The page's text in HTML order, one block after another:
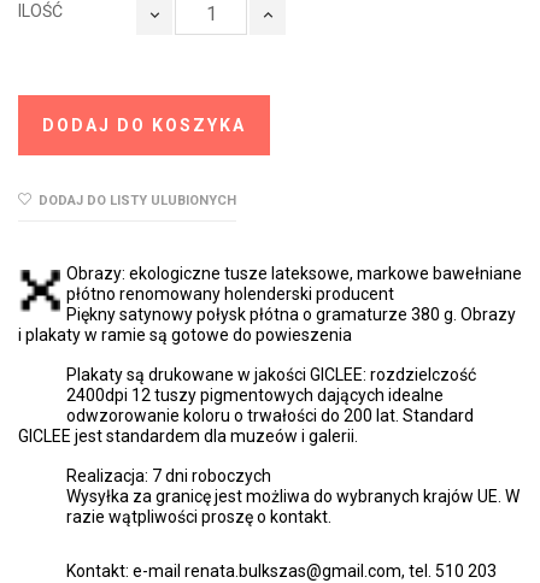
ILOŚĆ
DODAJ DO KOSZYKA
DODAJ DO LISTY ULUBIONYCH
Obrazy: ekologiczne tusze lateksowe, markowe bawełniane
płótno renomowany holenderski producent
Piękny satynowy połysk płótna o gramaturze 380 g. Obrazy
i plakaty w ramie są gotowe do powieszenia
Plakaty są drukowane w jakości GICLEE: rozdzielczość
2400dpi 12 tuszy pigmentowych dających idealne
odwzorowanie koloru o trwałości do 200 lat. Standard
GICLEE jest standardem dla muzeów i galerii.
Realizacja: 7 dni roboczych
Wysyłka za granicę jest możliwa do wybranych krajów UE. W
razie wątpliwości proszę o kontakt.
Kontakt: e-mail renata.bulkszas@gmail.com, tel. 510 203